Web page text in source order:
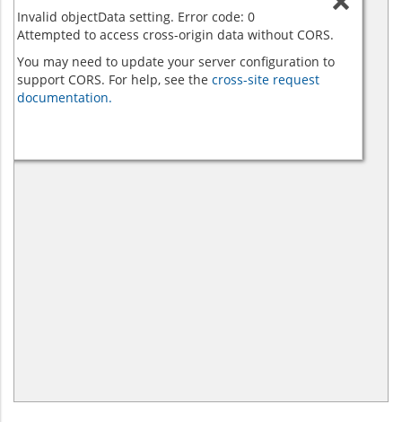
Invalid objectData setting. Error code: 0
Attempted to access cross-origin data without CORS.
You may need to update your server configuration to
support CORS. For help, see the cross-site request
documentation.